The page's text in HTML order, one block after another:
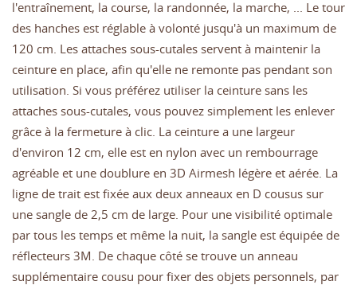
l'entraînement, la course, la randonnée, la marche, ... Le tour
des hanches est réglable à volonté jusqu'à un maximum de
120 cm. Les attaches sous-cutales servent à maintenir la
ceinture en place, afin qu'elle ne remonte pas pendant son
utilisation. Si vous préférez utiliser la ceinture sans les
attaches sous-cutales, vous pouvez simplement les enlever
grâce à la fermeture à clic. La ceinture a une largeur
d'environ 12 cm, elle est en nylon avec un rembourrage
agréable et une doublure en 3D Airmesh légère et aérée. La
ligne de trait est fixée aux deux anneaux en D cousus sur
une sangle de 2,5 cm de large. Pour une visibilité optimale
par tous les temps et même la nuit, la sangle est équipée de
réflecteurs 3M. De chaque côté se trouve un anneau
supplémentaire cousu pour fixer des objets personnels, par